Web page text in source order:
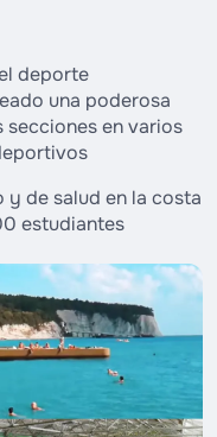
deporte
una poderosa
secciones en varios
y de salud en la costa
estudiantes